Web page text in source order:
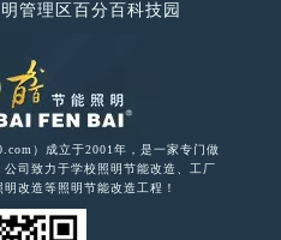
管理区百分百科技园
）成立于2001年，是一家专门做
司致力于学校照明节能改造、工厂
改造等照明节能改造工程！